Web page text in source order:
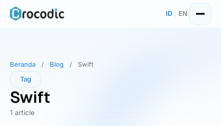
Skip
ID EN
Beranda / Blog /
Swift
Tag
Swift
1 article